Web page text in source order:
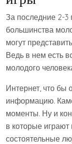
За последние 2-3
большинства
могут
Ведь в нем есть
молодого
Интернет, что бы
информацию.
моменты. Ну и
в которые играют
состоятельные